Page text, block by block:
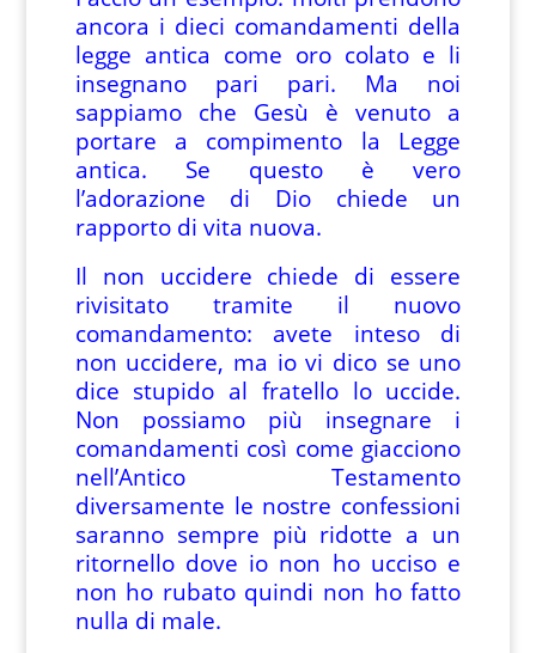
ancora i dieci comandamenti della
legge antica come oro colato e li
insegnano pari pari. Ma noi
sappiamo che Gesù è venuto a
portare a compimento la Legge
antica. Se questo è vero
l’adorazione di Dio chiede un
rapporto di vita nuova.
Il non uccidere chiede di essere
rivisitato tramite il nuovo
comandamento: avete inteso di
non uccidere, ma io vi dico se uno
dice stupido al fratello lo uccide.
Non possiamo più insegnare i
comandamenti così come giacciono
nell’Antico Testamento
diversamente le nostre confessioni
saranno sempre più ridotte a un
ritornello dove io non ho ucciso e
non ho rubato quindi non ho fatto
nulla di male.